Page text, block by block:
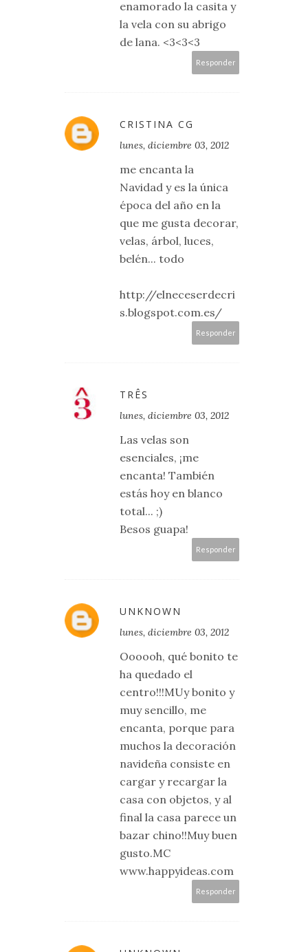
enamorado la casita y
la vela con su abrigo
de lana. <3<3<3
Responder
CRISTINA CG
lunes, diciembre 03, 2012
me encanta la
Navidad y es la única
época del año en la
que me gusta decorar,
velas, árbol, luces,
belén... todo
http://elneceserdecri
s.blogspot.com.es/
Responder
TRÊS
lunes, diciembre 03, 2012
Las velas son
esenciales, ¡me
encanta! También
estás hoy en blanco
total... ;)
Besos guapa!
Responder
UNKNOWN
lunes, diciembre 03, 2012
Oooooh, qué bonito te
ha quedado el
centro!!!MUy bonito y
muy sencillo, me
encanta, porque para
muchos la decoración
navideña consiste en
cargar y recargar la
casa con objetos, y al
final la casa parece un
bazar chino!!Muy buen
gusto.MC
www.happyideas.com
Responder